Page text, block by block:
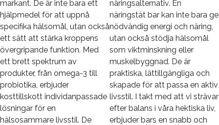
markant. De är inte bara ett
hjälpmedel för att uppnå
specifika hälsomål, utan också
ett sätt att stärka kroppens
övergripande funktion. Med
ett brett spektrum av
produkter, från omega-3 till
probiotika, erbjuder
kosttillskott individanpassade
lösningar för en
hälsosammare livsstil. De
näringsalternativ. En
näringstät bar kan inte bara ge
nödvändig energi och näring,
utan också stödja hälsomål
som viktminskning eller
muskelbyggnad. De är
praktiska, lättillgängliga och
skapade för att passa en aktiv
livsstil. I takt med att vi strävar
efter balans i våra hektiska liv,
erbjuder bars en snabb och